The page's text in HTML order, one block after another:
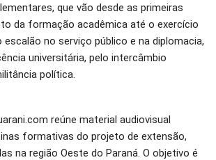
que vão desde as primeiras
da formação acadêmica até o exercício
no serviço público e na diplomacia,
universitária, pelo intercâmbio
política.
reúne material audiovisual
formativas do projeto de extensão,
na região Oeste do Paraná. O objetivo é